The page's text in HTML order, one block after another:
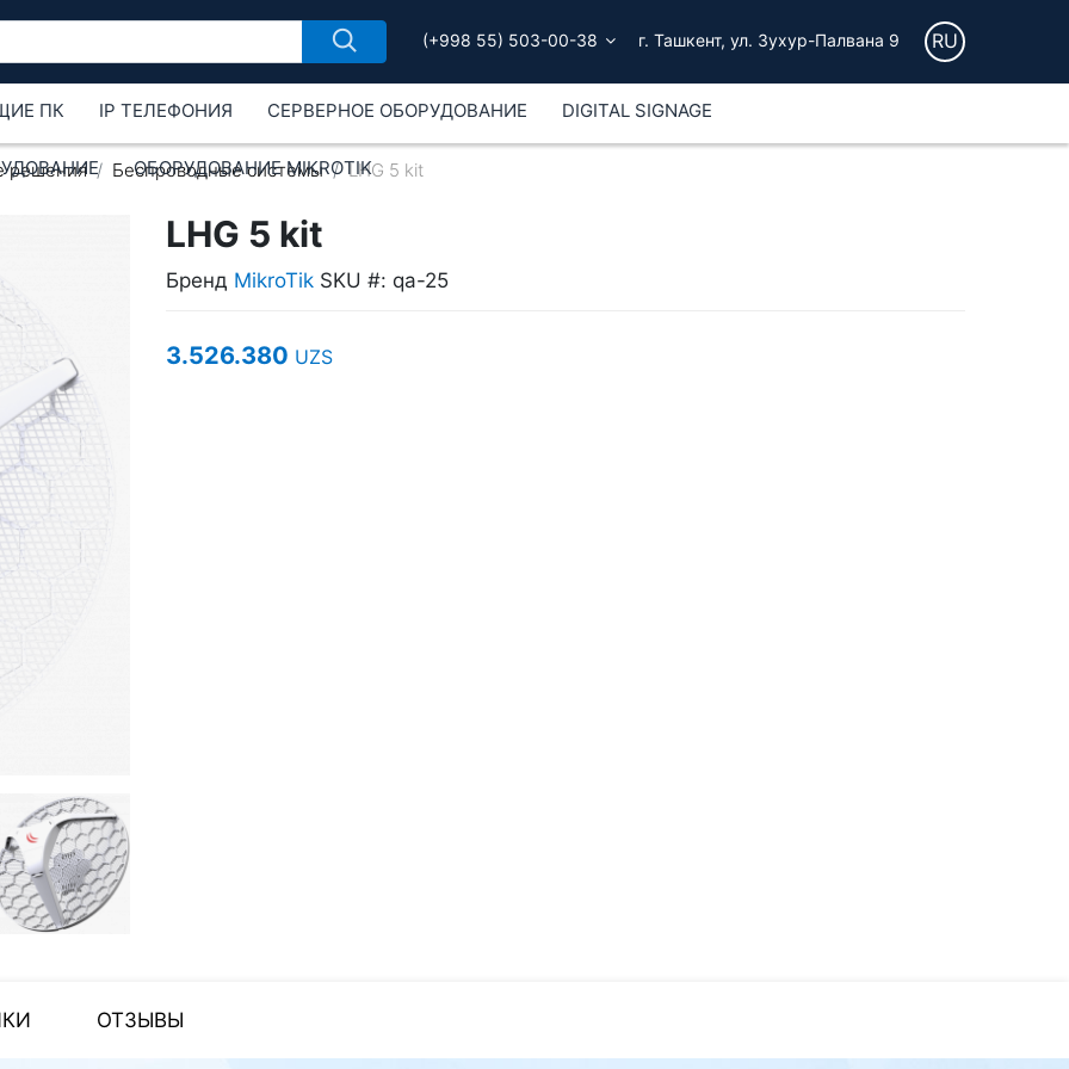
(+998 55) 503-00-38 г. Ташкент, ул. Зухур-Палвана 9 RU
ПК IP ТЕЛЕФОНИЯ СЕРВЕРНОЕ ОБОРУДОВАНИЕ DIGITAL SIGNAGE
ОБОРУДОВАНИЕ MIKROTIK
решения Беспроводные системы LHG 5 kit
LHG 5 kit
Бренд MikroTik SKU #: qa-25
3.526.380 UZS
ОТЗЫВЫ